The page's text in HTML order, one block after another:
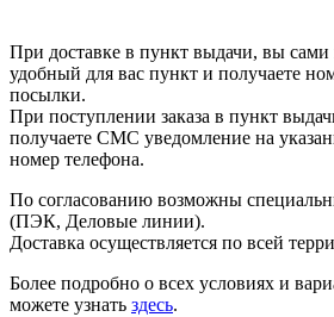
При доставке в пункт выдачи, вы сами
удобный для вас пункт и получаете
посылки.
При поступлении заказа в пункт
получаете СМС уведомление на
номер телефона.
По согласованию возможны
(ПЭК, Деловые линии).
Доставка осуществляется по всей
Более подробно о всех условиях и
можете узнать здесь.